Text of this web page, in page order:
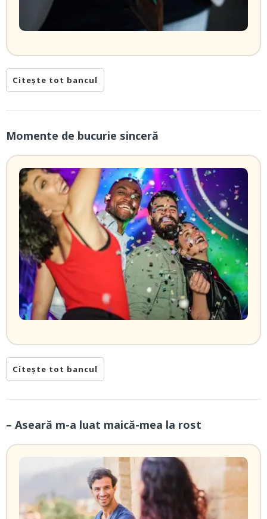
Citește tot bancul
Momente de bucurie sinceră
Citește tot bancul
– Aseară m-a luat maică-mea la rost